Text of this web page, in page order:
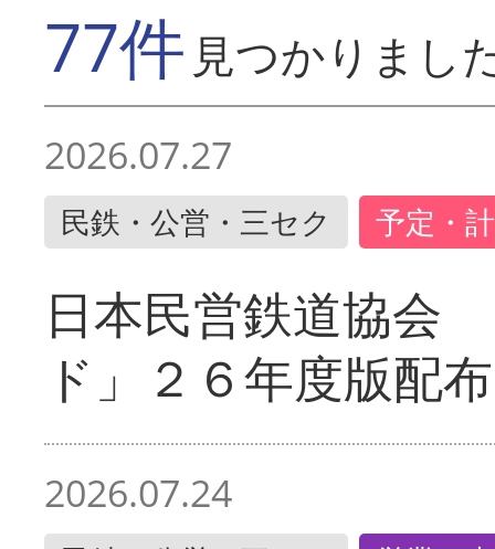
77件 見つかりまし
2026.07.27
民鉄・公営・三セク 予定・
日本民営鉄道協会
ド」２６年度版配布
2026.07.24